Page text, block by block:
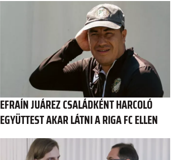
EFRAÍN JUÁREZ CSALÁDKÉNT HARCOLÓ
EGYÜTTEST AKAR LÁTNI A RIGA FC ELLEN